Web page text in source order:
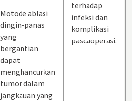
Motode ablasi
dingin-panas
yang
bergantian
dapat
menghancurkan
tumor dalam
jangkauan yang
terhadap
infeksi dan
komplikasi
pascaoperasi.